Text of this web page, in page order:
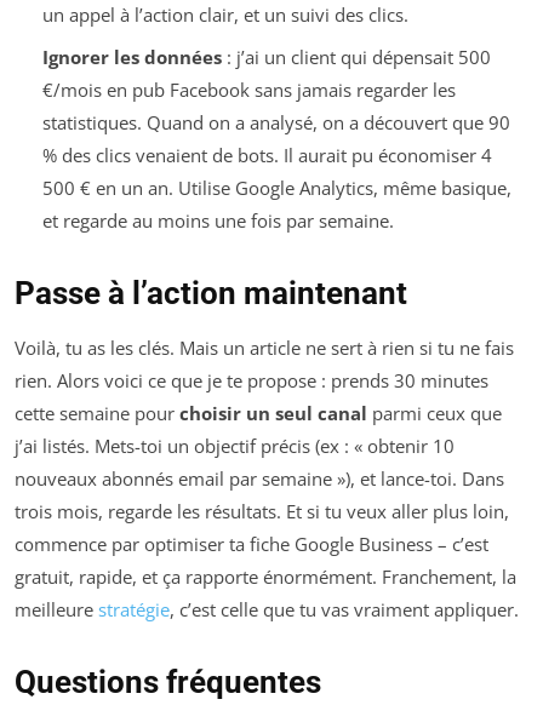
un appel à l’action clair, et un suivi des clics.
Ignorer les données: j’ai un client qui dépensait 500
€/mois en pub Facebook sans jamais regarder les
statistiques. Quand on a analysé, on a découvert que 90
% des clics venaient de bots. Il aurait pu économiser 4
500 € en un an. Utilise Google Analytics, même basique,
et regarde au moins une fois par semaine.
Passe à l’action maintenant
Voilà, tu as les clés. Mais un article ne sert à rien si tu ne fais
rien. Alors voici ce que je te propose : prends 30 minutes
cette semaine pour choisir un seul canal parmi ceux que
j’ai listés. Mets-toi un objectif précis (ex : « obtenir 10
nouveaux abonnés email par semaine »), et lance-toi. Dans
trois mois, regarde les résultats. Et si tu veux aller plus loin,
commence par optimiser ta fiche Google Business – c’est
gratuit, rapide, et ça rapporte énormément. Franchement, la
meilleure stratégie, c’est celle que tu vas vraiment appliquer.
Questions fréquentes